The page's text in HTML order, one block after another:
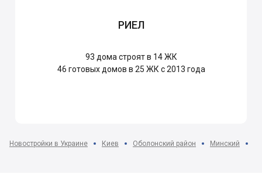
РИЕЛ
93 дома строят в 14 ЖК
46 готовых домов в 25 ЖК с 2013 года
Новостройки в Украине Киев Оболонский район Минский